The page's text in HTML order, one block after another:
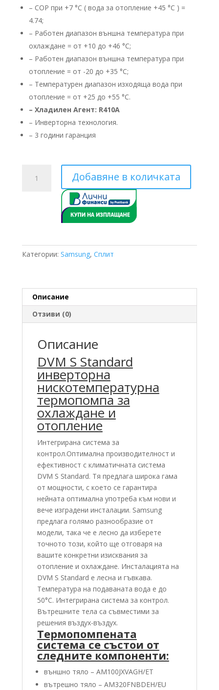
лв.).
– COP при +7 °C ( вода за отопление +45 °C ) =
4.74;
– Работен диапазон външна температура при
охлаждане = от +10 до +46 °C;
– Работен диапазон външна температура при
отопление = от -20 до +35 °C;
– Температурен диапазон изходяща вода при
отопление = от +25 до +55 °C.
– Хладилен Агент: R410А
– ​Инверторна технология.
– 3 години гаранция
AM100JXVAGH/ET
AM320FNBDEH/EU
Добавяне в количката
Категории: Samsung, Сплит
Описание
Отзиви (0)
Описание
DVM S Standard
инверторна
нискотемпературна
термопомпа за
охлаждане и
отопление
Интегрирана система за
контрол.Оптимална производителност и
ефективност с климатичната система
DVM S Standard. Тя предлага широка гама
от мощности, с което се гарантира
нейната оптимална употреба към нови и
вече изградени инсталации. Samsung
предлага голямо разнообразие от
модели, така че е лесно да изберете
точното този, който ще отговаря на
вашите конкретни изисквания за
отопление и охлаждане. Инсталацията на
DVM S Standard е лесна и гъвкава.
Температура на подаваната вода е до
50°C. Интегрирана система за контрол.
Вътрешните тела са съвместими за
решения въздух-въздух.
Термопомпената
система се състои от
следните компоненти:
външно тяло – AM100JXVAGH/ET
вътрешно тяло – AM320FNBDEH/EU